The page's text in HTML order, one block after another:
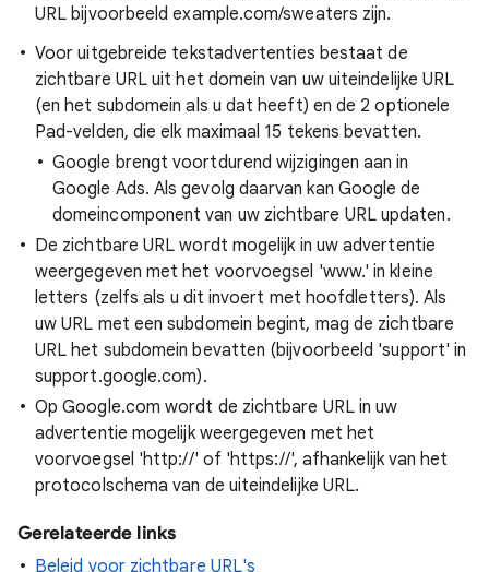
URL bijvoorbeeld example.com/sweaters zijn.
Voor uitgebreide tekstadvertenties bestaat de
zichtbare URL uit het domein van uw uiteindelijke URL
(en het subdomein als u dat heeft) en de 2 optionele
Pad-velden, die elk maximaal 15 tekens bevatten.
Google brengt voortdurend wijzigingen aan in
Google Ads. Als gevolg daarvan kan Google de
domeincomponent van uw zichtbare URL updaten.
De zichtbare URL wordt mogelijk in uw advertentie
weergegeven met het voorvoegsel 'www.' in kleine
letters (zelfs als u dit invoert met hoofdletters). Als
uw URL met een subdomein begint, mag de zichtbare
URL het subdomein bevatten (bijvoorbeeld 'support' in
support.google.com).
Op Google.com wordt de zichtbare URL in uw
advertentie mogelijk weergegeven met het
voorvoegsel 'http://' of 'https://', afhankelijk van het
protocolschema van de uiteindelijke URL.
Gerelateerde links
Beleid voor zichtbare URL's